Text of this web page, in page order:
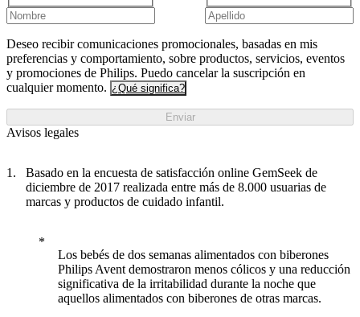
Deseo recibir comunicaciones promocionales, basadas en mis
preferencias y comportamiento, sobre productos, servicios, eventos
y promociones de Philips. Puedo cancelar la suscripción en
cualquier momento. ¿Qué significa?
Enviar
Avisos legales
Basado en la encuesta de satisfacción online GemSeek de
diciembre de 2017 realizada entre más de 8.000 usuarias de
marcas y productos de cuidado infantil.
Los bebés de dos semanas alimentados con biberones
Philips Avent demostraron menos cólicos y una reducción
significativa de la irritabilidad durante la noche que
aquellos alimentados con biberones de otras marcas.